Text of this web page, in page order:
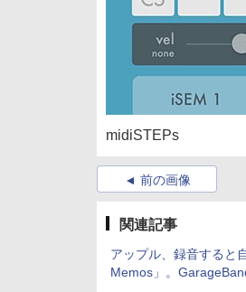
midiSTEPs
前の画像
関連記事
アップル、録音すると
Memos」。